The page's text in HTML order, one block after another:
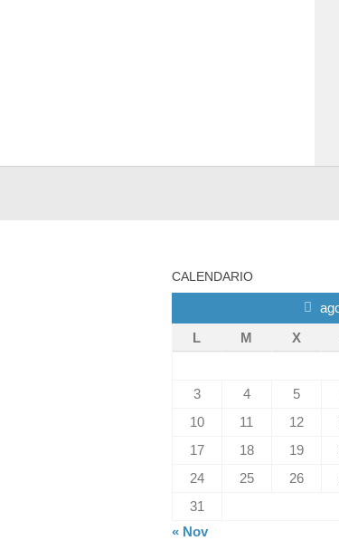
CALENDARIO
L
M X
3
4 5
10
11 12
17
18 19
24
25 26
31
« Nov